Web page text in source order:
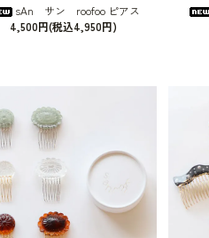
sAn サン roofoo ピアス
4,500円(税込4,950円)